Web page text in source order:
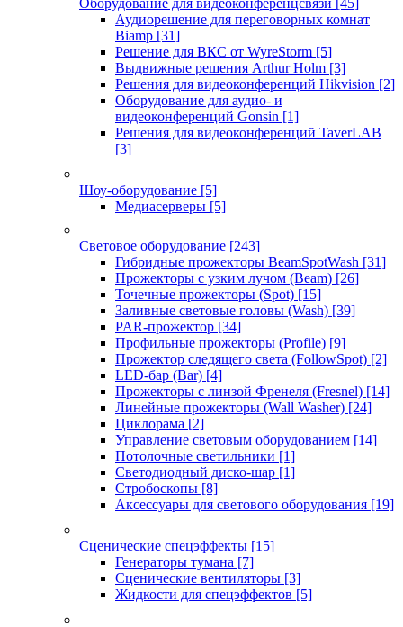
Оборудование для видеоконференцсвязи [45]
Аудиорешение для переговорных комнат
Biamp [31]
Решение для ВКС от WyreStorm [5]
Выдвижные решения Arthur Holm [3]
Решения для видеоконференций Hikvision [2]
Оборудование для аудио- и
видеоконференций Gonsin [1]
Решения для видеоконференций TaverLAB
[3]
Шоу-оборудование [5]
Медиасерверы [5]
Световое оборудование [243]
Гибридные прожекторы BeamSpotWash [31]
Прожекторы с узким лучом (Beam) [26]
Точечные прожекторы (Spot) [15]
Заливные световые головы (Wash) [39]
PAR-прожектор [34]
Профильные прожекторы (Profile) [9]
Прожектор следящего света (FollowSpot) [2]
LED-бар (Bar) [4]
Прожекторы с линзой Френеля (Fresnel) [14]
Линейные прожекторы (Wall Washer) [24]
Циклорама [2]
Управление световым оборудованием [14]
Потолочные светильники [1]
Светодиодный диско-шар [1]
Стробоскопы [8]
Аксессуары для светового оборудования [19]
Сценические спецэффекты [15]
Генераторы тумана [7]
Сценические вентиляторы [3]
Жидкости для спецэффектов [5]